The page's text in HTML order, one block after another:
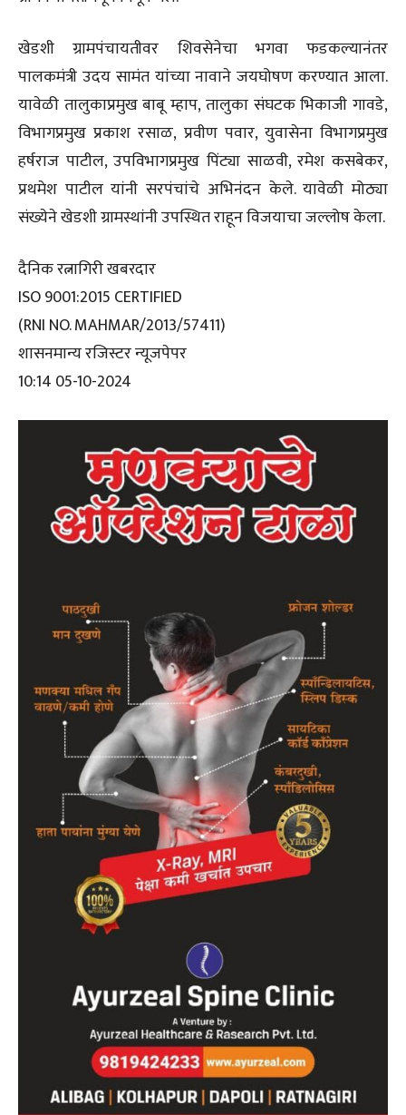
खेडशी ग्रामपंचायतीवर शिवसेनेचा भगवा फडकल्यानंतर
पालकमंत्री उदय सामंत यांच्या नावाने जयघोषण करण्यात आला.
यावेळी तालुकाप्रमुख बाबू म्हाप, तालुका संघटक भिकाजी गावडे,
विभागप्रमुख प्रकाश रसाळ, प्रवीण पवार, युवासेना विभागप्रमुख
हर्षराज पाटील, उपविभागप्रमुख पिंट्या साळवी, रमेश कसबेकर,
प्रथमेश पाटील यांनी सरपंचांचे अभिनंदन केले. यावेळी मोठ्या
संख्येने खेडशी ग्रामस्थांनी उपस्थित राहून विजयाचा जल्लोष केला.
दैनिक रत्नागिरी खबरदार
ISO 9001:2015 CERTIFIED
(RNI NO. MAHMAR/2013/57411)
शासनमान्य रजिस्टर न्यूजपेपर
10:14 05-10-2024